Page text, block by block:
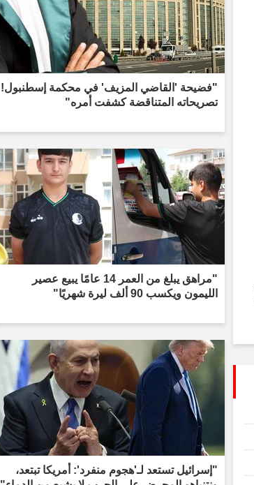
"فضيحة 'القاضي المزيف' في محكمة إسطنبول!
تصريحاته المتناقضة كشفت أمره"
"مراهق يبلغ من العمر 14 عامًا يبيع عصير
الليمون ويكسب 90 ألف ليرة شهريًا"
"إسرائيل تستعد لـ'هجوم منفرد': أمريكا تبتعد،